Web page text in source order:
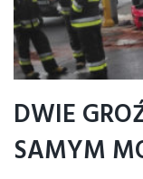
DWIE
SAMYM